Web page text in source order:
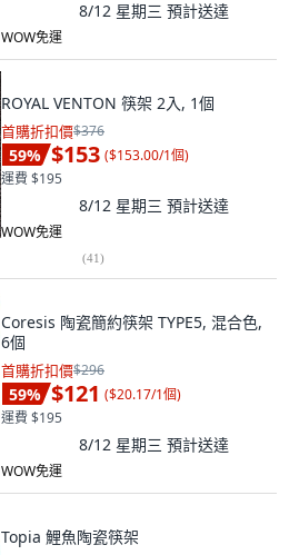
8/12 星期三 預計送達
WOW免運
ROYAL VENTON 筷架 2入, 1個
首購折扣價$376
59% $153 ($153.00/1個)
運費 $195
8/12 星期三 預計送達
WOW免運
(41)
Coresis 陶瓷簡約筷架 TYPE5, 混合色,
6個
首購折扣價$296
59% $121 ($20.17/1個)
運費 $195
8/12 星期三 預計送達
WOW免運
Topia 鯉魚陶瓷筷架